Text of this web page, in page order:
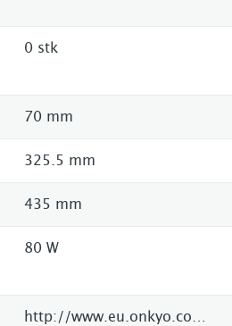
0 stk
70 mm
325.5 mm
435 mm
80 W